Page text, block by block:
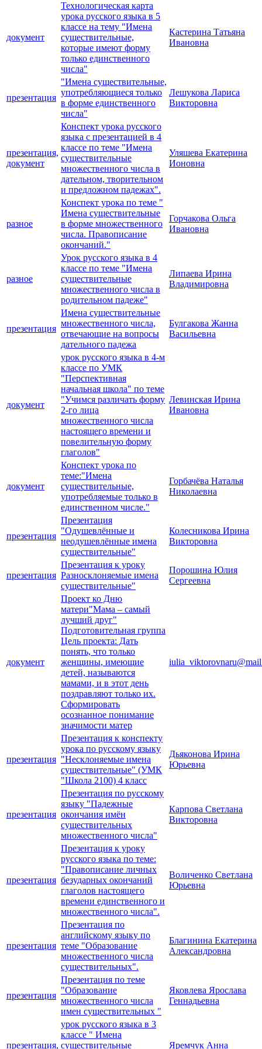
документ
Технологическая карта
урока русского языка в 5
классе на тему "Имена
существительные,
которые имеют форму
только единственного
числа"
Кастерина Татьяна
Ивановна
презентация
"Имена существительные,
употребляющиеся только
в форме единственного
числа"
Лешукова Лариса
Викторовна
презентация,
документ
Конспект урока русского
языка с презентацией в 4
классе по теме "Имена
существительные
множественного числа в
дательном, творительном
и предложном падежах".
Уляшева Екатерина
Ионовна
разное
Конспект урока по теме "
Имена существительные
в форме множественного
числа. Правописание
окончаний."
Горчакова Ольга
Ивановна
разное
Урок русского языка в 4
классе по теме "Имена
существительные
множественного числа в
родительном падеже"
Липаева Ирина
Владимировна
презентация
Имена существительные
множественного числа,
отвечающие на вопросы
дательного падежа
Булгакова Жанна
Васильевна
документ
урок русского языка в 4-м
классе по УМК
"Перспективная
начальная школа" по теме
"Учимся различать форму
2-го лица
множественного числа
настоящего времени и
повелительную форму
глаголов"
Левинская Ирина
Ивановна
документ
Конспект урока по
теме:"Имена
существительные,
употребляемые только в
единственном числе."
Горбачёва Наталья
Николаевна
презентация
Презентация
"Одушевлённые и
неодушевлённые имена
существительные"
Колесникова Ирина
Викторовна
презентация
Презентация к уроку
Разносклоняемые имена
существительные"
Порошина Юлия
Сергеевна
документ
Проект ко Дню
матери"Мама – самый
лучший друг"
Подготовительная группа
Цель проекта: Дать
понять, что только
женщины, имеющие
детей, называются
мамами, и в этот день
поздравляют только их.
Сформировать
осознанное понимание
значимости матер
презентация
Презентация к конспекту
урока по русскому языку
"Несклоняемые имена
существительные" (УМК
"Школа 2100) 4 класс
Дьяконова Ирина
Юрьевна
презентация
Презентация по русскому
языку "Падежные
окончания имён
существительных
множественного числа"
Карпова Светлана
Викторовна
презентация
Презентация к уроку
русского языка по теме:
"Правописание личных
безударных окончаний
глаголов настоящего
времени единственного и
множественного числа".
Воличенко Светлана
Юрьевна
презентация
Презентация по
английскому языку по
теме "Образование
множественного числа
существительных".
Благинина Екатерина
Александровна
презентация
Презентация по теме
"Образование
множественного числа
имен существительных "
Яковлева Ярослава
Геннадьевна
презентация,
урок русского языка в 3
классе " Имена
существительные
Яремчук Анна